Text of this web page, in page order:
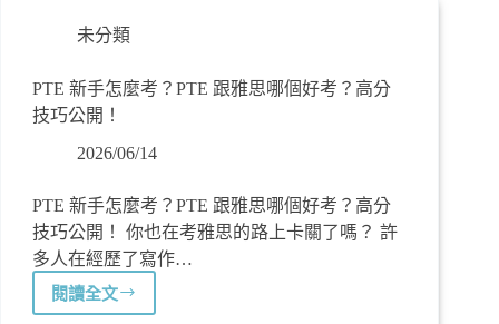
未分類
PTE 新手怎麼考？PTE 跟雅思哪個好考？高分
技巧公開！
2026/06/14
PTE 新手怎麼考？PTE 跟雅思哪個好考？高分
技巧公開！ 你也在考雅思的路上卡關了嗎？ 許
多人在經歷了寫作…
閱讀全文